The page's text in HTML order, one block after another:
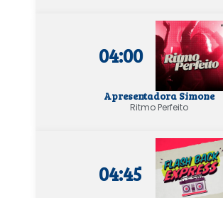
04:00
Apresentadora Simone
Ritmo Perfeito
04:45